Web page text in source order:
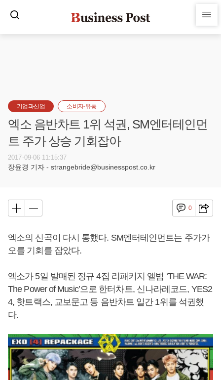
기업과산업 소비자·유통
엑소 음반차트 1위 석권, SM엔터테인먼
트 주가 상승 기회잡아
2017-09-06 11:15:37
장윤경 기자 - strangebride@businesspost.co.kr
0
엑소의 신곡이 다시 통했다. SM엔터테인먼트는 주가가
오를 기회를 잡았다.
엑소가 5일 발매된 정규 4집 리패키지 앨범 ‘THE WAR:
The Power of Music’으로 한터차트, 신나라레코드, YES2
4, 핫트랙스, 교보문고 등 음반차트 일간 1위를 석권했
다.